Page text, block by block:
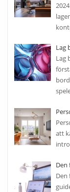
Lag
Lag
att
Den
Den